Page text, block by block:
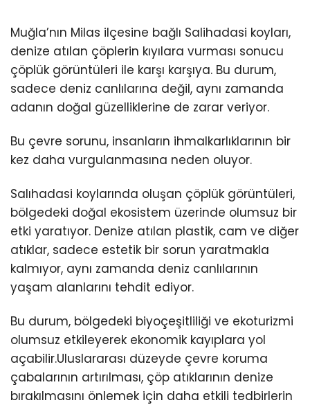
Muğla’nın Milas ilçesine bağlı Salihadasi koyları,
denize atılan çöplerin kıyılara vurması sonucu
çöplük görüntüleri ile karşı karşıya. Bu durum,
sadece deniz canlılarına değil, aynı zamanda
adanın doğal güzelliklerine de zarar veriyor.
Bu çevre sorunu, insanların ihmalkarlıklarının bir
kez daha vurgulanmasına neden oluyor.
Salıhadasi koylarında oluşan çöplük görüntüleri,
bölgedeki doğal ekosistem üzerinde olumsuz bir
etki yaratıyor. Denize atılan plastik, cam ve diğer
atıklar, sadece estetik bir sorun yaratmakla
kalmıyor, aynı zamanda deniz canlılarının
yaşam alanlarını tehdit ediyor.
Bu durum, bölgedeki biyoçeşitliliği ve ekoturizmi
olumsuz etkileyerek ekonomik kayıplara yol
açabilir.Uluslararası düzeyde çevre koruma
çabalarının artırılması, çöp atıklarının denize
bırakılmasını önlemek için daha etkili tedbirlerin